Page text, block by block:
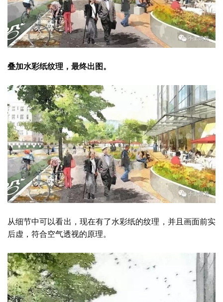
叠加水彩纸纹理，最终出图。
从细节中可以看出，现在有了水彩纸的纹理，并且画面前实
后虚，符合空气透视的原理。